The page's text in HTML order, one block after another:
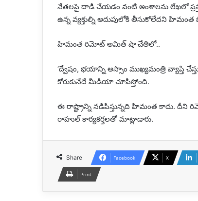
నేతలపై దాడి చేయడం వంటి అంశాలను లేఖలో
ఉన్న వ్యక్తుల్ని అదుపులోకి తీసుకోలేదని హిమంత
హిమంత రిమోట్‌ అమిత్‌ షా చేతిలో..
‘ద్వేషం, భయాన్ని అస్సాం ముఖ్యమంత్రి వ్యాప్తి
కోరుకునేదే మీడియా చూపిస్తోంది.
ఈ రాష్ట్రాన్ని నడిపిస్తున్నది హిమంత కాదు.
రాహుల్ కార్యకర్తలతో మాట్లాడారు.
Share Facebook X
Print